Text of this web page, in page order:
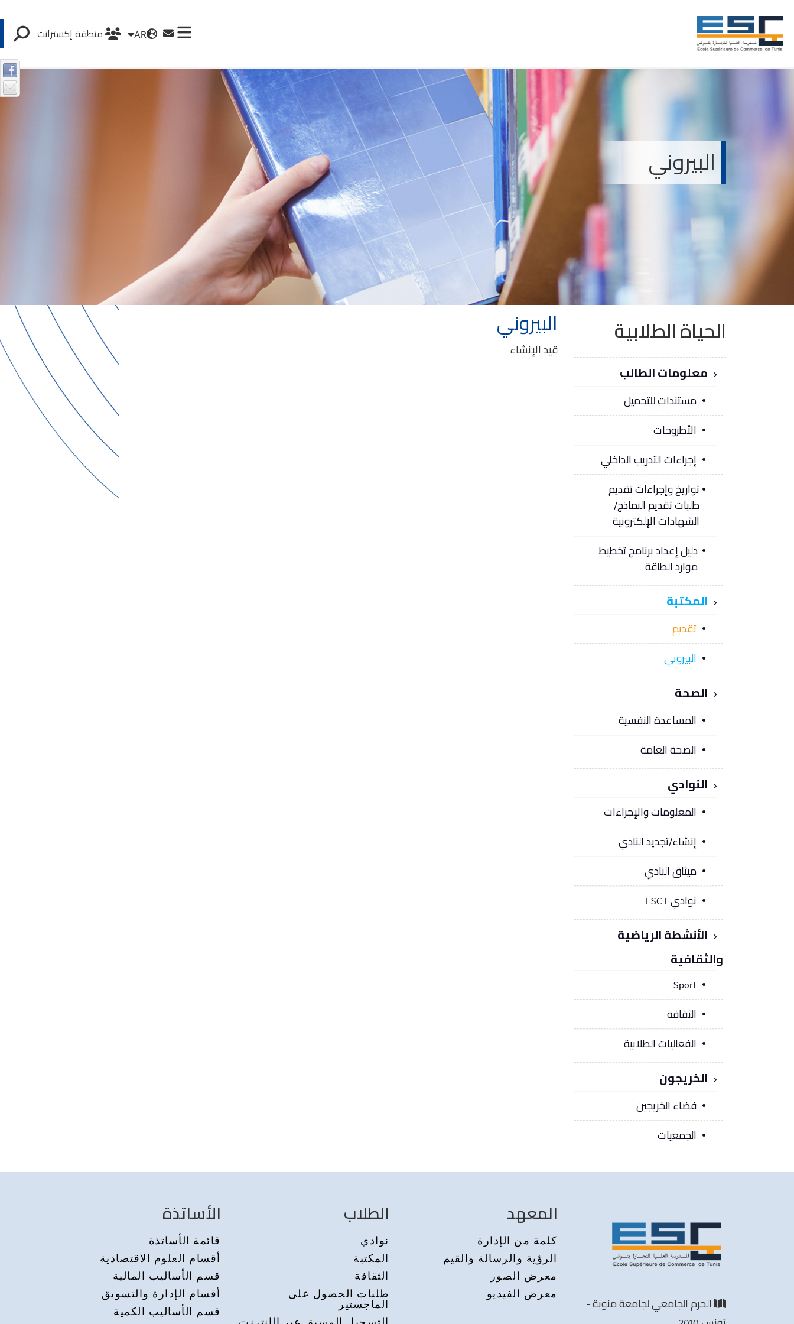
AR منطقة إكسترانت
البيروني
الحياة الطلابية
معلومات الطالب
مستندات للتحميل
الأطروحات
إجراءات التدريب الداخلي
تواريخ وإجراءات تقديم
طلبات تقديم النماذج/
الشهادات الإلكترونية
دليل إعداد برنامج تخطيط
موارد الطاقة
المكتبة
تقديم
البيروني
الصحة
المساعدة النفسية
الصحة العامة
النوادي
المعلومات والإجراءات
إنشاء/تجديد النادي
ميثاق النادي
نوادي ESCT
الأنشطة الرياضية
والثقافية
Sport
الثقافة
الفعاليات الطلابية
الخريجون
فضاء الخريجين
الجمعيات
البيروني
قيد الإنشاء
الحرم الجامعي لجامعة منوبة -
المعهد
كلمة من الإدارة
الرؤية والرسالة والقيم
معرض الصور
معرض الفيديو
الطلاب
نوادي
المكتبة
الثقافة
طلبات الحصول على
الماجستير
الأساتذة
قائمة الأساتذة
أقسام العلوم الاقتصادية
قسم الأساليب المالية
أقسام الإدارة والتسويق
قسم الأساليب الكمية